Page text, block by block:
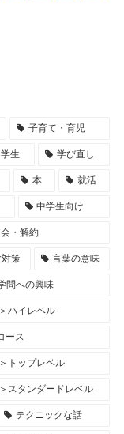
子育て・育児
生 学び直し
本 就活
中学生向け
・解約
策 言葉の意味
問への興味
ハイレベル
ース
トップレベル
スタンダードレベル
テクニックな話